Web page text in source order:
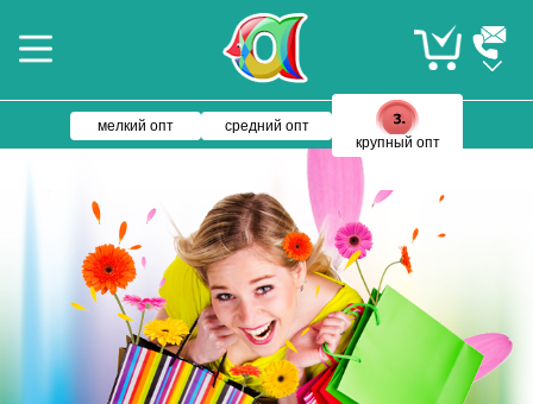
мелкий опт
средний опт
крупный опт